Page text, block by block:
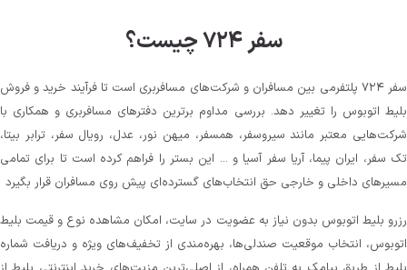
سفر ۷۲۴ چیست؟
سفر ۷۲۴ پلتفرمی بین مسافران و شرکت‌های مسافربری است تا فرآیند خرید و فروش
بلیط اتوبوس را تغییر دهد. بررسی مداوم برترین دفترهای مسافربری و همکاری با
شرکت‌هایی معتبر مانند سیروسفر، همسفر، میهن‌ نور، عدل، رویال سفر، ترابر بیتا،
تک سفر، ایران پیما، آریا سفر آسیا و ... این بستر را فراهم کرده است تا برای تمامی
مسیرهای داخلی و خارجی حق انتخاب‌های گسترده‌ای پیش روی مسافران قرار بگیرد
رزرو بلیط اتوبوس بدون نیاز به عضویت در سایت، امکان مشاهده نوع و قیمت بلیط
اتوبوس، انتخاب موقعیت صندلی‌ها، بهره‌مندی از تخفیف‌های ویژه و دریافت شماره‌